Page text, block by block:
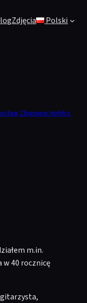
Zdjęcia Polski
Zbigniew Hołdys
m.in.
w 40 rocznicę
gitarzysta,